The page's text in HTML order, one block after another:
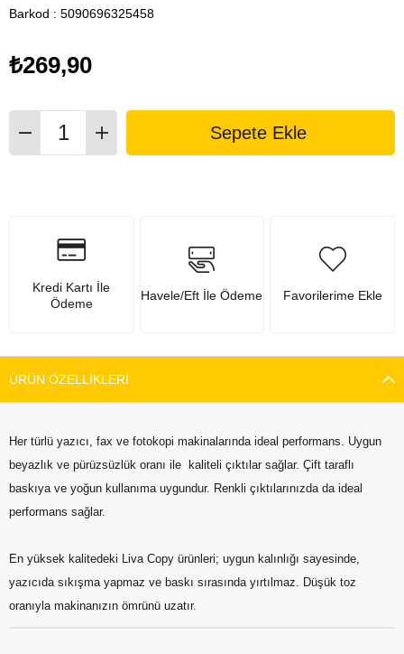
Barkod : 5090696325458
₺269,90
Kredi Kartı İle
Ödeme
Havele/Eft İle Ödeme Favorilerime Ekle
ÜRÜN ÖZELLIKLERI
Her türlü yazıcı, fax ve fotokopi makinalarında ideal performans. Uygun
beyazlık ve pürüzsüzlük oranı ile kaliteli çıktılar sağlar. Çift taraflı
baskıya ve yoğun kullanıma uygundur. Renkli çıktılarınızda da ideal
performans sağlar.
En yüksek kalitedeki Liva Copy ürünleri; uygun kalınlığı sayesinde,
yazıcıda sıkışma yapmaz ve baskı sırasında yırtılmaz. Düşük toz
oranıyla makinanızın ömrünü uzatır.